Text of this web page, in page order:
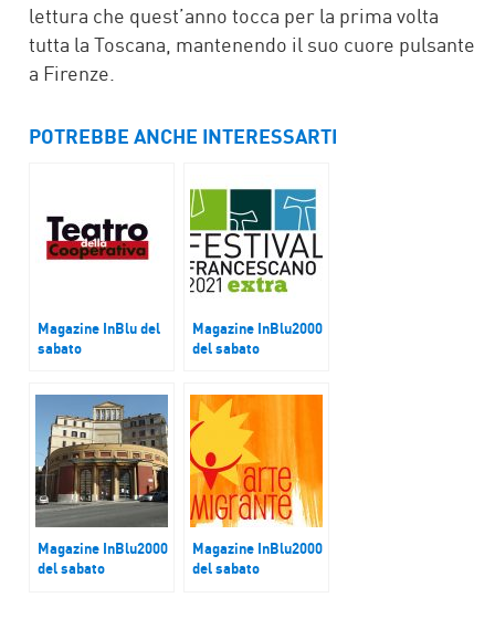
lettura che quest’anno tocca per la prima volta
tutta la Toscana, mantenendo il suo cuore pulsante
a Firenze.
POTREBBE ANCHE INTERESSARTI
Magazine InBlu del
sabato
Magazine InBlu2000
del sabato
Magazine InBlu2000
del sabato
Magazine InBlu2000
del sabato